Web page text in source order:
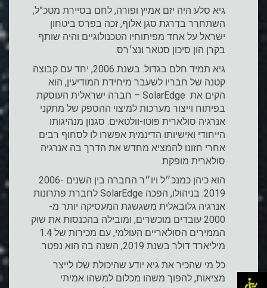
גיא סלע היה יזם אמיץ ופורה, לחם בסיירת מטכ”ל,
השתחרר בדרגת סגן אלוף, זכה בפרס ביטחון
ישראל על אחד מפיתוחיו הטכנולוגיים והיה שותף
בקרן הון סיכון סטאר ונצ׳רס.
גיא תמיד חלם בגדול. בשנת 2006, יחד עם קבוצה
קטנה של חבריו לשעבר מיחידת המודיעין, הוא
הקים את SolarEdge – חברה ישראלית העוסקת
בפיתוח וייצור מערכות למיצוי ההספק של מתקני
אנרגיה סולארית פוטו-וולטאים. סגנון מנהיגותו
הייחודי ואישיותו הדינמית אפשרו לו לסחוף רבים
אחרי חזונו להמציא מחדש את הדרך בה אנרגיה
סולארית מופקת.
הוא כיהן כמנכ״ל ויו״ר החברה בין השנים 2006-
2019. בניהולו, הפכה SolarEdge לחברת פתרונות
אנרגיה גלובאלית משגשגת המעסיקה יותר מ-
2000 עובדים מוכשרים, ומובילה בהכנסות את שוק
הממירים הסולאריים העולמי, עם מכירות של 1.4
מיליארד דולר בשנת 2019, השנה בה הוא נפטר.
כל מי שהכיר את גיא יודע שהיכולת שלו לייצר
מציאות, להפוך משהו מכלום למשהו אמיתי